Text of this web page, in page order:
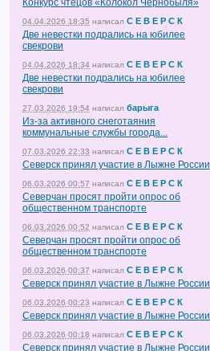
Конкурс чтецов «Колокол Чернобыля»
04.04.2026 18:35 написал С Е В Е Р С К
Две невестки подрались на юбилее
свекрови
04.04.2026 18:34 написал С Е В Е Р С К
Две невестки подрались на юбилее
свекрови
27.03.2026 19:54 написал барыга
Из-за активного снеготаяния
коммунальные службы города...
07.03.2026 22:33 написал С Е В Е Р С К
Северск принял участие в Лыжне России
06.03.2026 00:57 написал С Е В Е Р С К
Северчан просят пройти опрос об
общественном транспорте
06.03.2026 00:52 написал С Е В Е Р С К
Северчан просят пройти опрос об
общественном транспорте
06.03.2026 00:37 написал С Е В Е Р С К
Северск принял участие в Лыжне России
06.03.2026 00:23 написал С Е В Е Р С К
Северск принял участие в Лыжне России
06.03.2026 00:18 написал С Е В Е Р С К
Северск принял участие в Лыжне России